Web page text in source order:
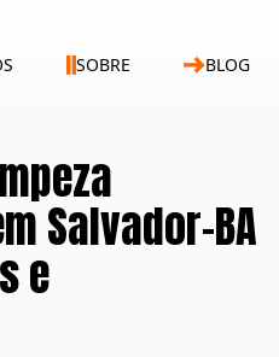
SOBRE BLOG
Salvador-BA
e